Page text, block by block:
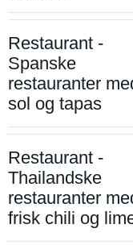
Restaurant -
Spanske
restauranter
sol og tapas
Restaurant -
Thailandske
restauranter
frisk chili og